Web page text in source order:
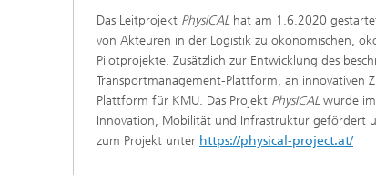
Das Leitprojekt PhysICAL hat am 1.6.2020
von Akteuren in der Logistik zu ökonomischen,
Pilotprojekte. Zusätzlich zur Entwicklung des
Transportmanagement-Plattform, an innovativen
Plattform für KMU. Das Projekt PhysICAL wurde
Innovation, Mobilität und Infrastruktur gefördert
zum Projekt unter https://physical-project.at/